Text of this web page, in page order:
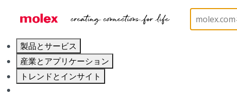
製品とサービス
産業とアプリケーション
トレンドとインサイト
PCB / Wire Connectors PCB